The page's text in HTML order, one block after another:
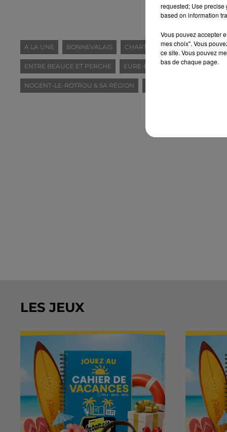
A LA UNE BONNEVALAIS CHARTRES & SA RÉGION
ENTRE BEAUCE ET PERCHE EURE-ET-LOIR (28) FORÊTS
NOGENT-LE-ROTROU & SA RÉGION PORTES EURÉLIENNES
LES JEUX
requested; Use precise
based on information
Vous pouvez accepter
mes choix". Vous
ce site. Vous pouvez
bas de chaque page.